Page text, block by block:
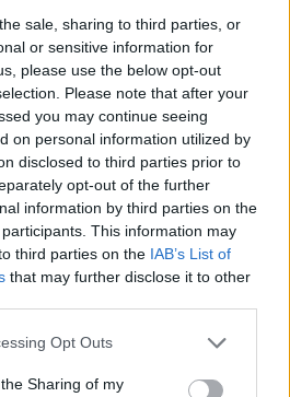
sale, sharing to third parties, or
or sensitive information for
please use the below opt-out
Please note that after your
you may continue seeing
on personal information utilized by
disclosed to third parties prior to
opt-out of the further
information by third parties on the
participants. This information may
third parties on the IAB’s List of
that may further disclose it to other
app uses one or more Google
usage behaviour. You may click to
Opt Outs
Sharing of my
της Στέφανι Σέιμουρ - Ο
γιου της από
στο Google News
τις ειδήσεις
Ειδήσειςαπό την Ελλάδα
που συμβαίνουν, στο